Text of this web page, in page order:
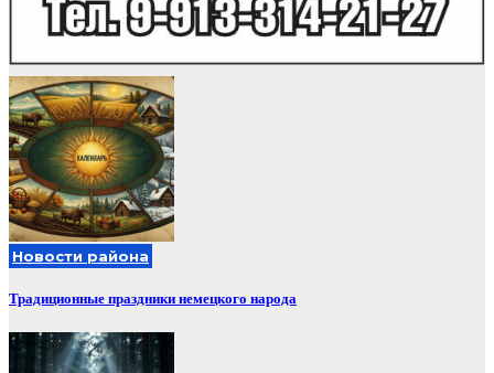
Новости района
Традиционные праздники немецкого народа